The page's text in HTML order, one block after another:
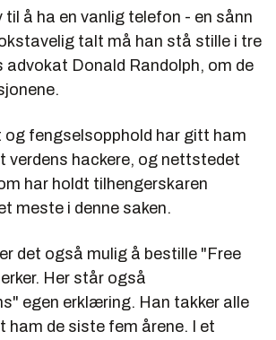
til å ha en vanlig telefon - en sånn
talt må han stå stille i tre
advokat Donald Randolph, om de
og fengselsopphold har gitt ham
verdens hackere, og nettstedet
har holdt tilhengerskaren
meste i denne saken.
det også mulig å bestille "Free
Her står også
egen erklæring. Han takker alle
ham de siste fem årene. I et